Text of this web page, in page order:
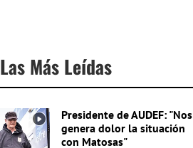
Las Más Leídas
Presidente de AUDEF: "Nos
genera dolor la situación
con Matosas"